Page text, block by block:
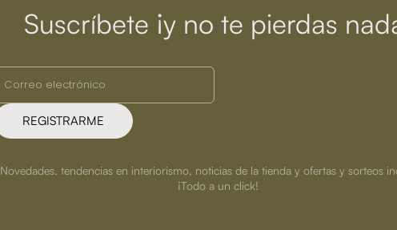
Suscríbete ¡y no te pierdas
REGISTRARME
Novedades, tendencias en interiorismo, noticias de la tienda y ofertas y sorteos
¡Todo a un click!